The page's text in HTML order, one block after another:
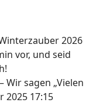
2026
vor, und seid
Wir sagen „Vielen
2025 17:15